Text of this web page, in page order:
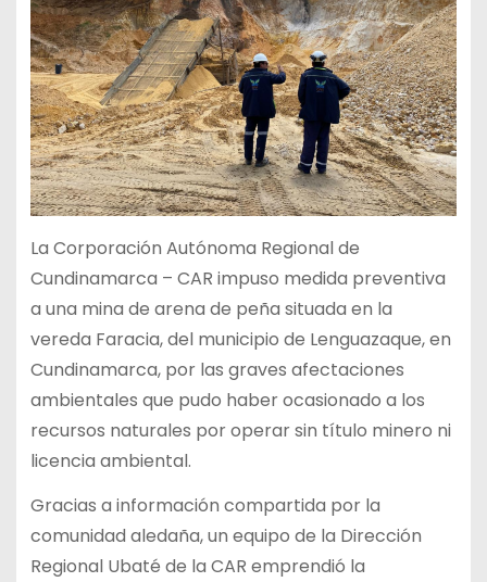
La Corporación Autónoma Regional de
Cundinamarca – CAR impuso medida preventiva
a una mina de arena de peña situada en la
vereda Faracia, del municipio de Lenguazaque, en
Cundinamarca, por las graves afectaciones
ambientales que pudo haber ocasionado a los
recursos naturales por operar sin título minero ni
licencia ambiental.
Gracias a información compartida por la
comunidad aledaña, un equipo de la Dirección
Regional Ubaté de la CAR emprendió la